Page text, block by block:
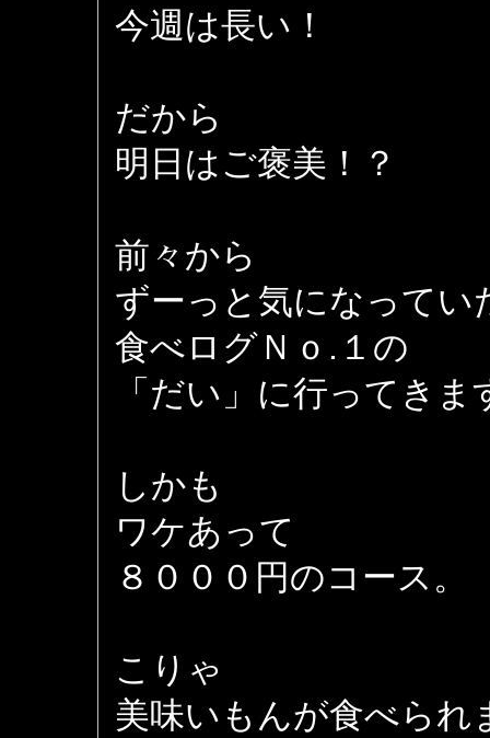
今週は長い！
だから
明日はご褒美！？
前々から
ずーっと気になってい
食べログＮｏ.１の
「だい」に行ってきま
しかも
ワケあって
８０００円のコース。
こりゃ
美味いもんが食べられ